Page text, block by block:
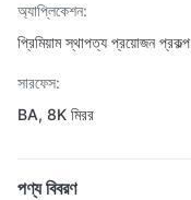
অ্যাপ্লিকেশন:
প্রিমিয়াম স্থাপত্য প্রয়োজন প্রকল্প
সারফেস:
BA, 8K মিরর
পণ্য বিবরণ